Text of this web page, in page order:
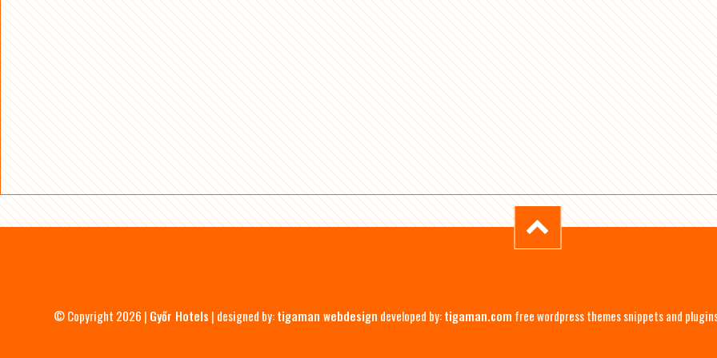
© Copyright 2026 | Győr Hotels | designed by:tigaman webdesign developed by:tigaman.com free wordpress themes snippets and